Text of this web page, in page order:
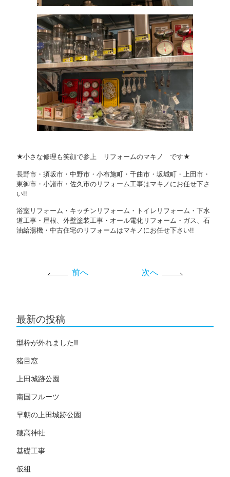
★小さな修理も笑顔で参上 リフォームのマキノ です★
長野市・須坂市・中野市・小布施町・千曲市・坂城町・上田市・
東御市・小諸市・佐久市のリフォーム工事はマキノにお任せ下さ
い!!
浴室リフォーム・キッチンリフォーム・トイレリフォーム・下水
道工事・屋根、外壁塗装工事・オール電化リフォーム・ガス、石
油給湯機・中古住宅のリフォームはマキノにお任せ下さい!!
前へ 次へ
最新の投稿
型枠が外れました!!
猪目窓
上田城跡公園
南国フルーツ
早朝の上田城跡公園
穂高神社
基礎工事
仮組